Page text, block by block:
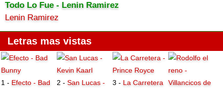
Todo Lo Fue - Lenin Ramirez
Lenin Ramirez
Letras mas vistas
1 - Efecto - Bad
2 -San Lucas -
3 - La Carretera